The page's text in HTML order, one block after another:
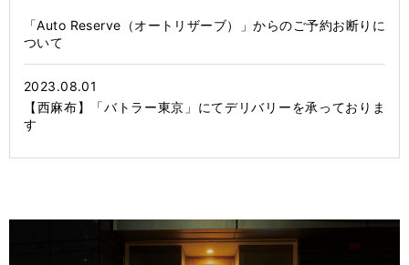
「Auto Reserve（オートリザーブ）」からのご予約お断りに
ついて
2023.08.01
【西麻布】「バトラー東京」にてデリバリーを承っておりま
す